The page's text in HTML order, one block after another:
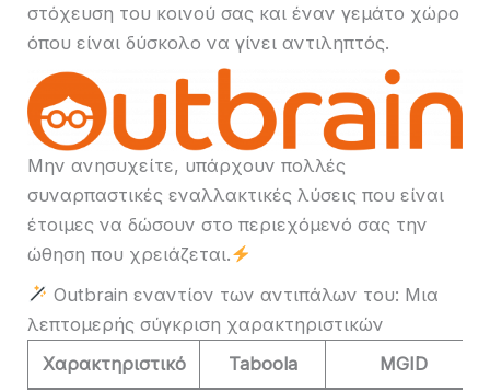
στόχευση του κοινού σας και έναν γεμάτο χώρο
όπου είναι δύσκολο να γίνει αντιληπτός.
Μην ανησυχείτε, υπάρχουν πολλές
συναρπαστικές εναλλακτικές λύσεις που είναι
έτοιμες να δώσουν στο περιεχόμενό σας την
ώθηση που χρειάζεται.
Outbrain εναντίον των αντιπάλων του: Μια
λεπτομερής σύγκριση χαρακτηριστικών
Χαρακτηριστικό
Taboola MGID